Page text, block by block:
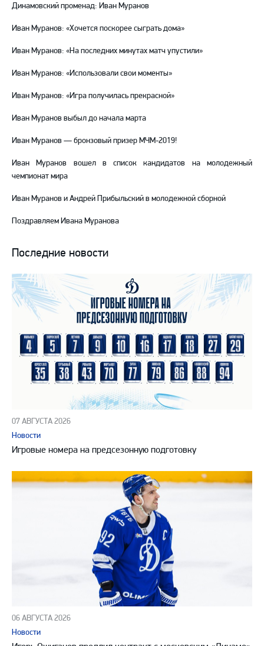
Динамовский променад: Иван Муранов
Иван Муранов: «Хочется поскорее сыграть дома»
Иван Муранов: «На последних минутах матч упустили»
Иван Муранов: «Использовали свои моменты»
Иван Муранов: «Игра получилась прекрасной»
Иван Муранов выбыл до начала марта
Иван Муранов — бронзовый призер МЧМ-2019!
Иван Муранов вошел в список кандидатов на молодежный
чемпионат мира
Иван Муранов и Андрей Прибыльский в молодежной сборной
Поздравляем Ивана Муранова
Последние новости
07 АВГУСТА 2026
Новости
Игровые номера на предсезонную подготовку
06 АВГУСТА 2026
Новости